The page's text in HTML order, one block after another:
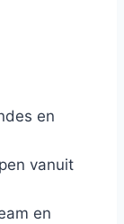
en
vanuit
en